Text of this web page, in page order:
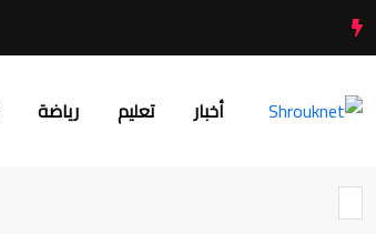
أخبار تعليم رياضة